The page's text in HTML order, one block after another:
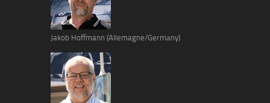
Jakob Hoffmann (Allemagne/Germany)